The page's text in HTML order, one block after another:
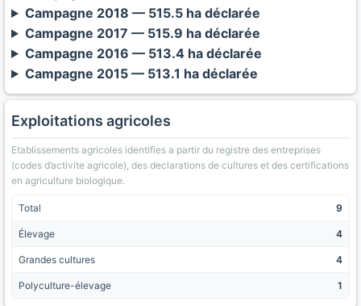
Campagne 2018 — 515.5 ha déclarée
Campagne 2017 — 515.9 ha déclarée
Campagne 2016 — 513.4 ha déclarée
Campagne 2015 — 513.1 ha déclarée
Exploitations agricoles
Etablissements agricoles identifies a partir du registre des entreprises
(codes d’activite agricole), des declarations de cultures et des certifications
en agriculture biologique.
Total 9
Élevage 4
Grandes cultures 4
Polyculture-élevage 1